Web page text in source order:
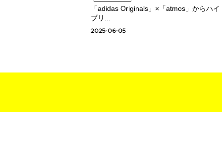
「adidas Originals」×「atmos」からハイ
ブリ...
2025-06-05